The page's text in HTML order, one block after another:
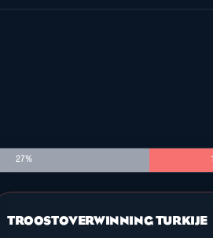
27%
TROOSTOVERWINNING TURKIJE